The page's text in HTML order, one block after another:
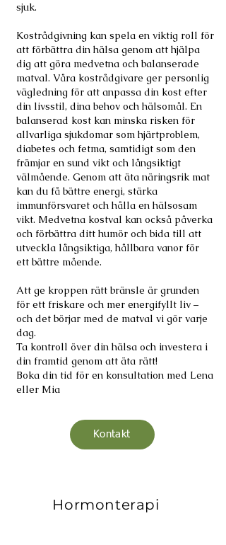
sjuk.
​Kostrådgivning kan spela en viktig roll för
att förbättra din hälsa genom att hjälpa
dig att göra medvetna och balanserade
matval. Våra kostrådgivare ger personlig
vägledning för att anpassa din kost efter
din livsstil, dina behov och hälsomål. En
balanserad kost kan minska risken för
allvarliga sjukdomar som hjärtproblem,
diabetes och fetma, samtidigt som den
främjar en sund vikt och långsiktigt
välmående. Genom att äta näringsrik mat
kan du få bättre energi, stärka
immunförsvaret och hålla en hälsosam
vikt. Medvetna kostval kan också påverka
och förbättra ditt humör och bida till att
utveckla långsiktiga, hållbara vanor för
ett bättre mående.
Att ge kroppen rätt bränsle är grunden
för ett friskare och mer energifyllt liv –
och det börjar med de matval vi gör varje
dag.
Ta kontroll över din hälsa och investera i
din framtid genom att äta rätt!
Boka din tid för en konsultation med Lena
eller Mia
Kontakt
Hormonterapi